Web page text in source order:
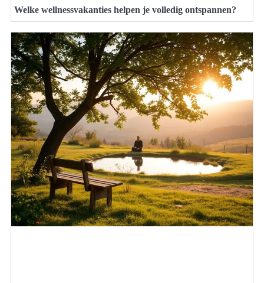
Welke wellnessvakanties helpen je volledig ontspannen?